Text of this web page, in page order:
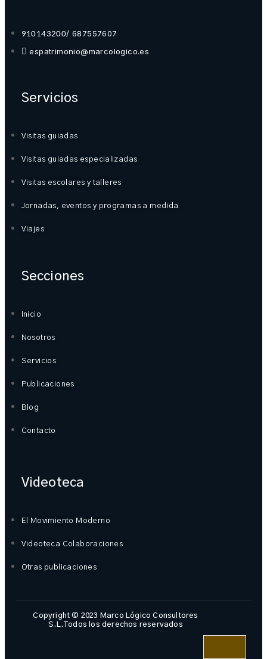
910143200/ 687557607
espatrimonio@marcologico.es
Servicios
Visitas guiadas
Visitas guiadas especializadas
Visitas escolares y talleres
Jornadas, eventos y programas a medida
Viajes
Secciones
Inicio
Nosotros
Servicios
Publicaciones
Blog
Contacto
Videoteca
El Movimiento Moderno
Videoteca Colaboraciones
Otras publicaciones
Copyright © 2023 Marco Lógico Consultores
S.L.Todos los derechos reservados